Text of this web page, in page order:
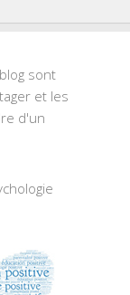
sont
et les
d'un